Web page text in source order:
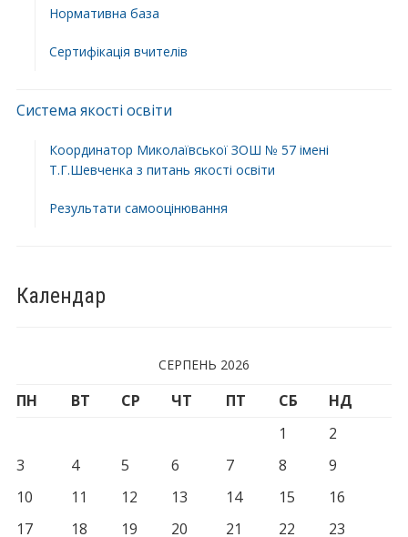
Нормативна база
Сертифікація вчителів
Система якості освіти
Координатор Миколаївської ЗОШ № 57 імені
Т.Г.Шевченка з питань якості освіти
Результати самооцінювання
Календар
СЕРПЕНЬ 2026
ПН ВТ СР ЧТ ПТ СБ
НД
1
2
3
4 5 6 7 8
9
10
11 12 13 14 15
16
17
18 19 20 21 22 23